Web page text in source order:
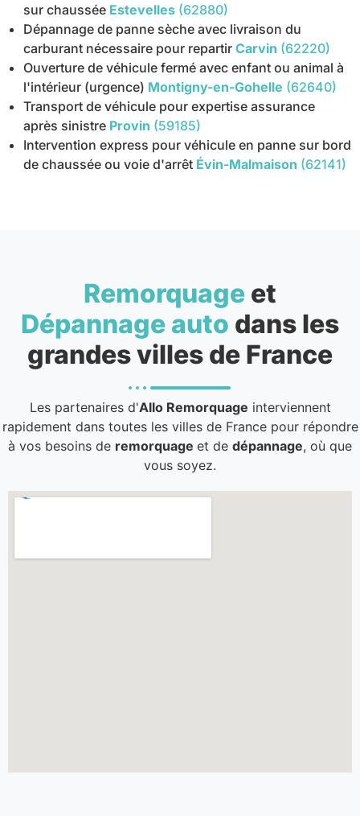
sur chaussée Estevelles (62880)
Dépannage de panne sèche avec livraison du
carburant nécessaire pour repartir Carvin (62220)
Ouverture de véhicule fermé avec enfant ou animal à
l'intérieur (urgence) Montigny-en-Gohelle (62640)
Transport de véhicule pour expertise assurance
après sinistre Provin (59185)
Intervention express pour véhicule en panne sur bord
de chaussée ou voie d'arrêt Évin-Malmaison (62141)
Remorquage et
Dépannage auto dans les
grandes villes de France
Les partenaires d'Allo Remorquage interviennent
rapidement dans toutes les villes de France pour répondre
à vos besoins de remorquage et de dépannage, où que
vous soyez.